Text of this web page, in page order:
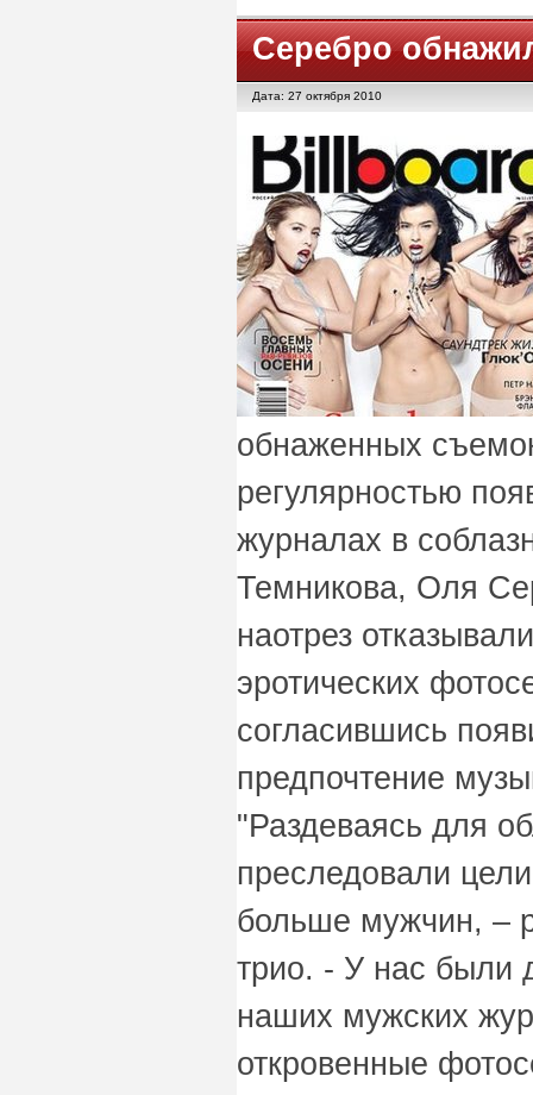
Серебро
Дата: 27 октября 2010
обнаженных
регулярностью
журналах в
Темникова, Оля
наотрез
эротических
согласившись
предпочтение
"Раздеваясь для
преследовали
больше мужчин, –
трио. - У нас были
наших мужских
откровенные